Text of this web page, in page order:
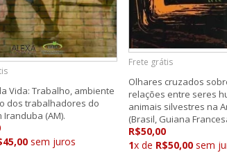
Vida: Trabalho, ambiente
dos trabalhadores do
Iranduba (AM).
sem juros
Frete grátis
Olhares cruzados
relações entre seres
animais silvestres na
(Brasil, Guiana
R$50,00
1x de R$50,00 sem